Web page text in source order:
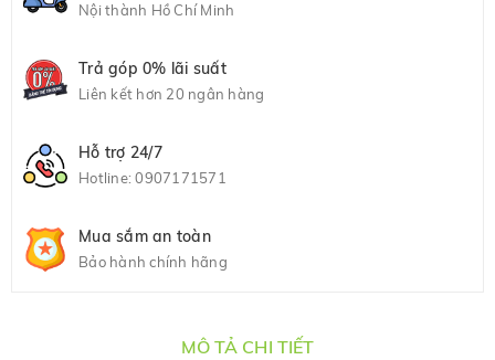
Nội thành Hồ Chí Minh
Trả góp 0% lãi suất
Liên kết hơn 20 ngân hàng
Hỗ trợ 24/7
Hotline:0907171571
Mua sắm an toàn
Bảo hành chính hãng
MÔ TẢ CHI TIẾT